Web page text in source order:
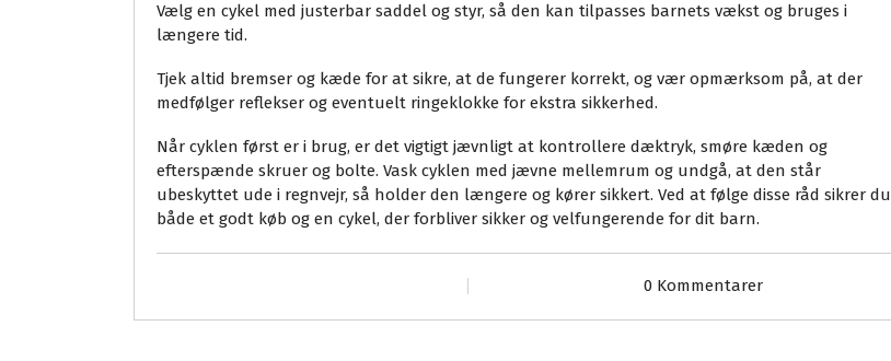
Vælg en cykel med justerbar saddel og styr, så den kan tilpasses barnets vækst og bruges i
længere tid.
Tjek altid bremser og kæde for at sikre, at de fungerer korrekt, og vær opmærksom på, at der
medfølger reflekser og eventuelt ringeklokke for ekstra sikkerhed.
Når cyklen først er i brug, er det vigtigt jævnligt at kontrollere dæktryk, smøre kæden og
efterspænde skruer og bolte. Vask cyklen med jævne mellemrum og undgå, at den står
ubeskyttet ude i regnvejr, så holder den længere og kører sikkert. Ved at følge disse råd sikrer du
både et godt køb og en cykel, der forbliver sikker og velfungerende for dit barn.
0 Kommentarer